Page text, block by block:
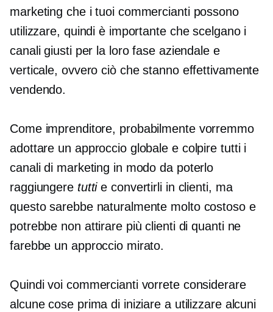
marketing che i tuoi commercianti possono
utilizzare, quindi è importante che scelgano i
canali giusti per la loro fase aziendale e
verticale, ovvero ciò che stanno effettivamente
vendendo.
Come imprenditore, probabilmente vorremmo
adottare un approccio globale e colpire tutti i
canali di marketing in modo da poterlo
raggiungere tuttie convertirli in clienti, ma
questo sarebbe naturalmente molto costoso e
potrebbe non attirare più clienti di quanti ne
farebbe un approccio mirato.
Quindi voi commercianti vorrete considerare
alcune cose prima di iniziare a utilizzare alcuni